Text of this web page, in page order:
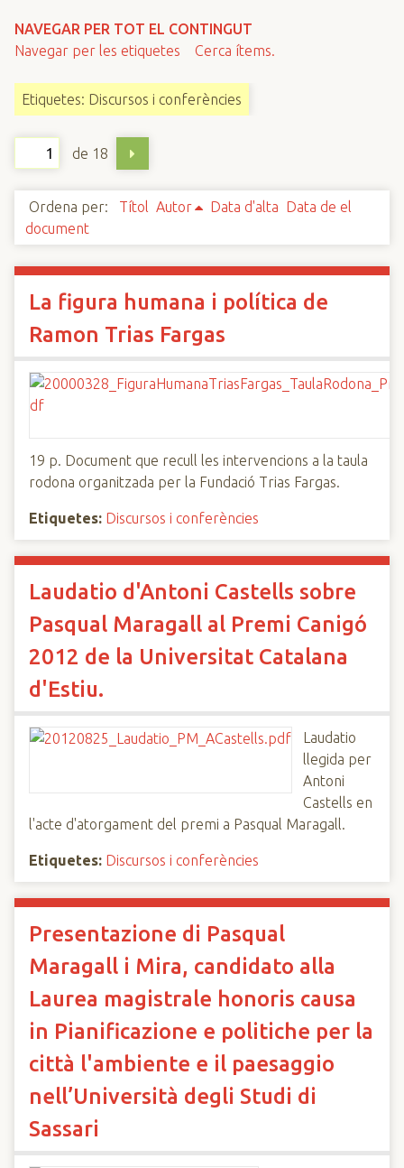
NAVEGAR PER TOT EL CONTINGUT
Navegar per les etiquetes
Cerca ítems.
Etiquetes: Discursos i conferències
de 18
Ordena per: Títol Autor Data d'alta Data de el
document
La figura humana i política de
Ramon Trias Fargas
19 p. Document que recull les intervencions a la taula
rodona organitzada per la Fundació Trias Fargas.
Etiquetes: Discursos i conferències
Laudatio d'Antoni Castells sobre
Pasqual Maragall al Premi Canigó
2012 de la Universitat Catalana
d'Estiu.
Laudatio
llegida per
Antoni
Castells en
l'acte d'atorgament del premi a Pasqual Maragall.
Etiquetes: Discursos i conferències
Presentazione di Pasqual
Maragall i Mira, candidato alla
Laurea magistrale honoris causa
in Pianificazione e politiche per la
città l'ambiente e il paesaggio
nell’Università degli Studi di
Sassari